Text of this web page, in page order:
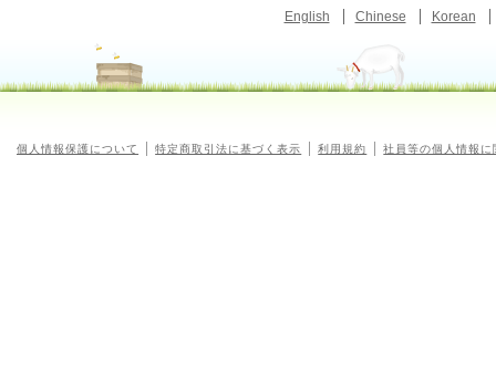
English Chinese Korean
個人情報保護について 特定商取引法に基づく表示 利用規約 社員等の個人情報